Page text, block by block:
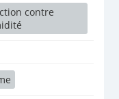
contre